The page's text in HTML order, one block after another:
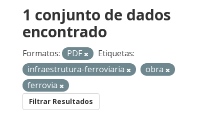
1 conjunto de dados
encontrado
Formatos: PDF
Etiquetas:
infraestrutura-ferroviaria
obra
ferrovia
Filtrar Resultados